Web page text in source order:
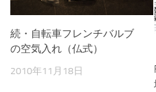
続・自転車フレンチバルブ
の空気入れ（仏式）
2010年11月18日